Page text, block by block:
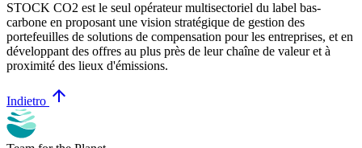
STOCK CO2 est le seul opérateur multisectoriel du label bas-
carbone en proposant une vision stratégique de gestion des
portefeuilles de solutions de compensation pour les entreprises, et en
développant des offres au plus près de leur chaîne de valeur et à
proximité des lieux d'émissions.
Indietro arrow_upward